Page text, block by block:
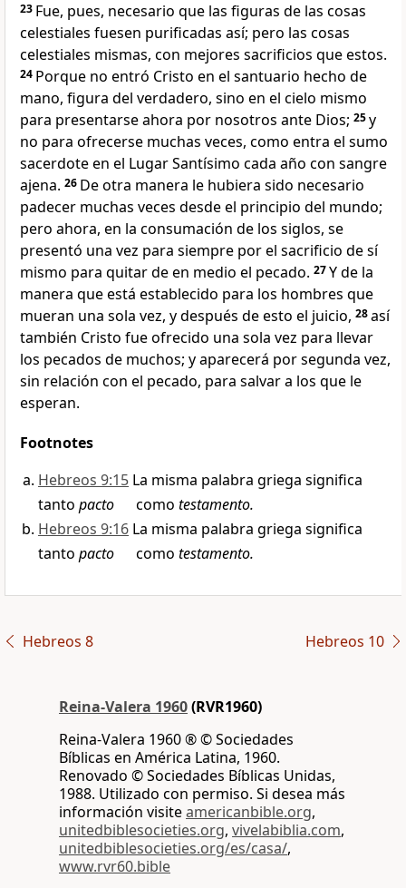
23 Fue, pues, necesario que las figuras de las cosas
celestiales fuesen purificadas así; pero las cosas
celestiales mismas, con mejores sacrificios que estos.
24 Porque no entró Cristo en el santuario hecho de
mano, figura del verdadero, sino en el cielo mismo
para presentarse ahora por nosotros ante Dios; 25y
no para ofrecerse muchas veces, como entra el sumo
sacerdote en el Lugar Santísimo cada año con sangre
ajena. 26 De otra manera le hubiera sido necesario
padecer muchas veces desde el principio del mundo;
pero ahora, en la consumación de los siglos, se
presentó una vez para siempre por el sacrificio de sí
mismo para quitar de en medio el pecado. 27Y de la
manera que está establecido para los hombres que
mueran una sola vez, y después de esto el juicio, 28así
también Cristo fue ofrecido una sola vez para llevar
los pecados de muchos; y aparecerá por segunda vez,
sin relación con el pecado, para salvar a los que le
esperan.
Footnotes
Hebreos 9:15 La misma palabra griega significa
tanto pacto como testamento.
Hebreos 9:16 La misma palabra griega significa
tanto pacto como testamento.
Hebreos 8 Hebreos 10
Reina-Valera 1960(RVR1960)
Reina-Valera 1960 ® © Sociedades
Bíblicas en América Latina, 1960.
Renovado © Sociedades Bíblicas Unidas,
1988. Utilizado con permiso. Si desea más
información visiteamericanbible.org,
unitedbiblesocieties.org, vivelabiblia.com,
unitedbiblesocieties.org/es/casa/,
www.rvr60.bible